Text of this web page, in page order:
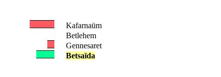
Kafarnaüm
Betlehem
Gennesaret
Betsaïda